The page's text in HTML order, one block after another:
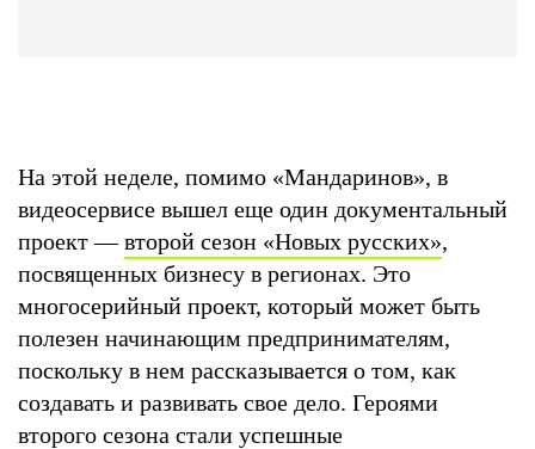
На этой неделе, помимо «Мандаринов», в
видеосервисе вышел еще один документальный
проект —второй сезон «Новых русских»,
посвященных бизнесу в регионах. Это
многосерийный проект, который может быть
полезен начинающим предпринимателям,
поскольку в нем рассказывается о том, как
создавать и развивать свое дело. Героями
второго сезона стали успешные